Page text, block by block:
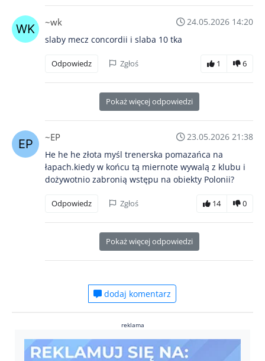
~wk
24.05.2026 14:20
slaby mecz concordii i slaba 10 tka
Odpowiedz Zgłoś 1 6
Pokaż więcej odpowiedzi
~EP
23.05.2026 21:38
He he he złota myśl trenerska pomazańca na
łapach.kiedy w końcu tą miernote wywalą z klubu i
dożywotnio zabronią wstępu na obiekty Polonii?
Odpowiedz Zgłoś 14 0
Pokaż więcej odpowiedzi
dodaj komentarz
reklama